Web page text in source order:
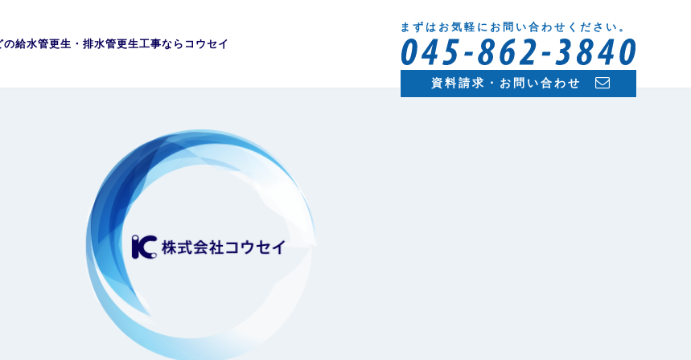
給水管更生・排水管更生工事ならコウセイ
まずはお気軽にお問い合わせください。
資料請求・お問い合わせ